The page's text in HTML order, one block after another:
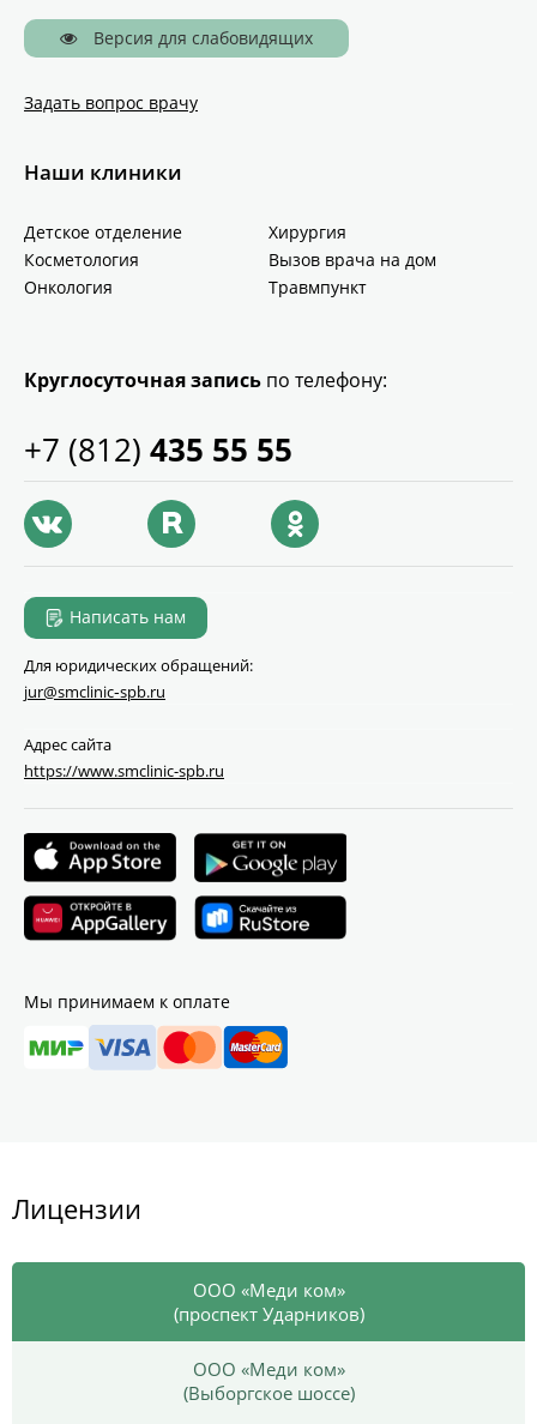
Версия для слабовидящих
Задать вопрос врачу
Наши клиники
Детское отделение
Хирургия
Косметология
Вызов врача на дом
Онкология
Травмпункт
Круглосуточная запись по телефону:
+7 (812) 435 55 55
Написать нам
Для юридических обращений:
jur@smclinic‑spb.ru
Адрес сайта
https://www.smclinic-spb.ru
Мы принимаем к оплате
Лицензии
ООО «Меди ком»
(проспект Ударников)
ООО «Меди ком»
(Выборгское шоссе)